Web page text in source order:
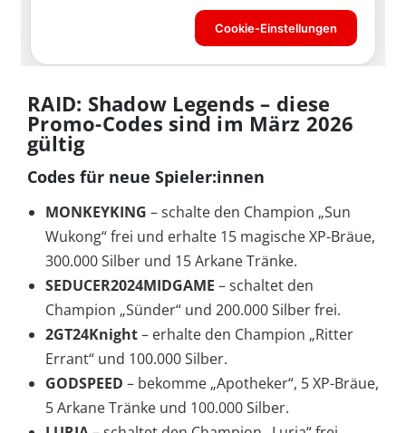
RAID: Shadow Legends – diese
Promo-Codes sind im März 2026
gültig
Codes für neue Spieler:innen
MONKEYKING – schalte den Champion „Sun
Wukong“ frei und erhalte 15 magische XP-Bräue,
300.000 Silber und 15 Arkane Tränke.
SEDUCER2024MIDGAME – schaltet den
Champion „Sünder“ und 200.000 Silber frei.
2GT24Knight– erhalte den Champion „Ritter
Errant“ und 100.000 Silber.
GODSPEED – bekomme „Apotheker“, 5 XP-Bräue,
5 Arkane Tränke und 100.000 Silber.